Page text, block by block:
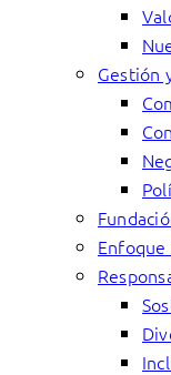
Gestión
Enfoque